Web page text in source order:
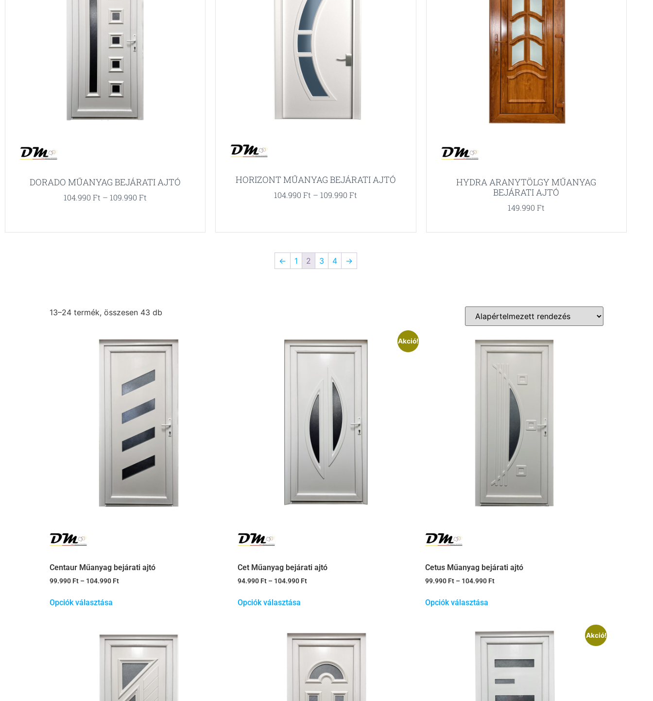
DORADO MŰANYAG BEJÁRATI AJTÓ
104.990Ft – 109.990Ft
HORIZONT MŰANYAG BEJÁRATI AJTÓ
104.990Ft – 109.990Ft
HYDRA ARANYTÖLGY MŰANYAG
BEJÁRATI AJTÓ
149.990Ft
← 1 2 3 4 →
13–24 termék, összesen 43 db
Centaur Műanyag bejárati ajtó
99.990 Ft – 104.990 Ft
Opciók választása
Akció!
Cet Műanyag bejárati ajtó
94.990 Ft – 104.990 Ft
Opciók választása
Cetus Műanyag bejárati ajtó
99.990 Ft – 104.990 Ft
Opciók választása
Akció!